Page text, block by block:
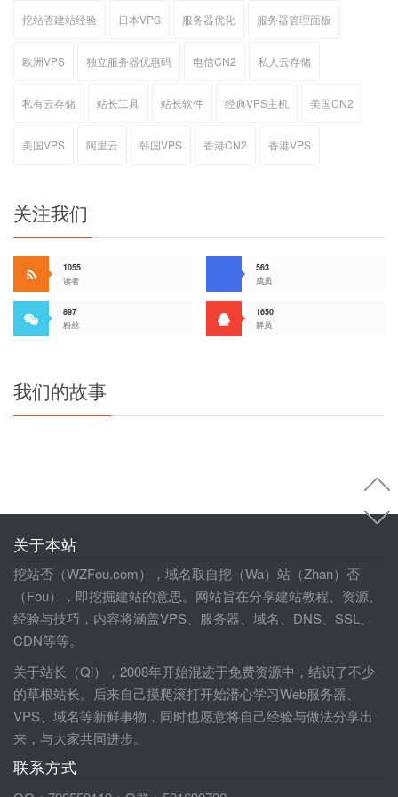
挖站否建站经验 日本VPS 服务器优化 服务器管理面板
欧洲VPS 独立服务器优惠码 电信CN2 私人云存储
私有云存储 站长工具 站长软件 经典VPS主机 美国CN2
美国VPS 阿里云 韩国VPS 香港CN2 香港VPS
关注我们
1055
读者
563
成员
897
粉丝
1650
群员
我们的故事
关于本站
挖站否（WZFou.com），域名取自挖（Wa）站（Zhan）否
（Fou），即挖掘建站的意思。网站旨在分享建站教程、资源、
经验与技巧，内容将涵盖VPS、服务器、域名、DNS、SSL、
CDN等等。
关于站长（Qi），2008年开始混迹于免费资源中，结识了不少
的草根站长。后来自己摸爬滚打开始潜心学习Web服务器、
VPS、域名等新鲜事物，同时也愿意将自己经验与做法分享出
来，与大家共同进步。
联系方式